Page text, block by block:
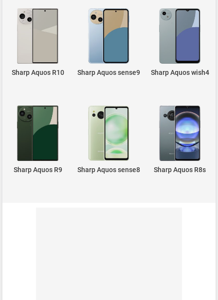
Sharp Aquos R10 Sharp Aquos sense9 Sharp Aquos wish4
Sharp Aquos R9 Sharp Aquos sense8 Sharp Aquos R8s